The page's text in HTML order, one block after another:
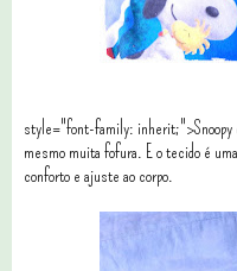
style="font-family: inherit;">Snoopy
mesmo muita fofura. E o tecido é
conforto e ajuste ao corpo.